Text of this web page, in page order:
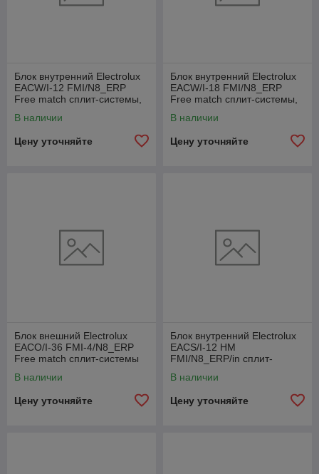
Блок внутренний Electrolux
EACW/I-12 FMI/N8_ERP
Free match сплит-системы,
В наличии
Цену уточняйте
Блок внутренний Electrolux
EACW/I-18 FMI/N8_ERP
Free match сплит-системы,
В наличии
Цену уточняйте
Блок внешний Electrolux
EACO/I-36 FMI-4/N8_ERP
Free match сплит-системы
В наличии
Цену уточняйте
Блок внутренний Electrolux
EACS/I-12 HM
FMI/N8_ERP/in сплит-
В наличии
Цену уточняйте